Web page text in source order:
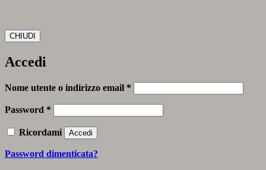
CHIUDI
Accedi
Nome utente o indirizzo email *
Password *
Ricordami Accedi
Password dimenticata?